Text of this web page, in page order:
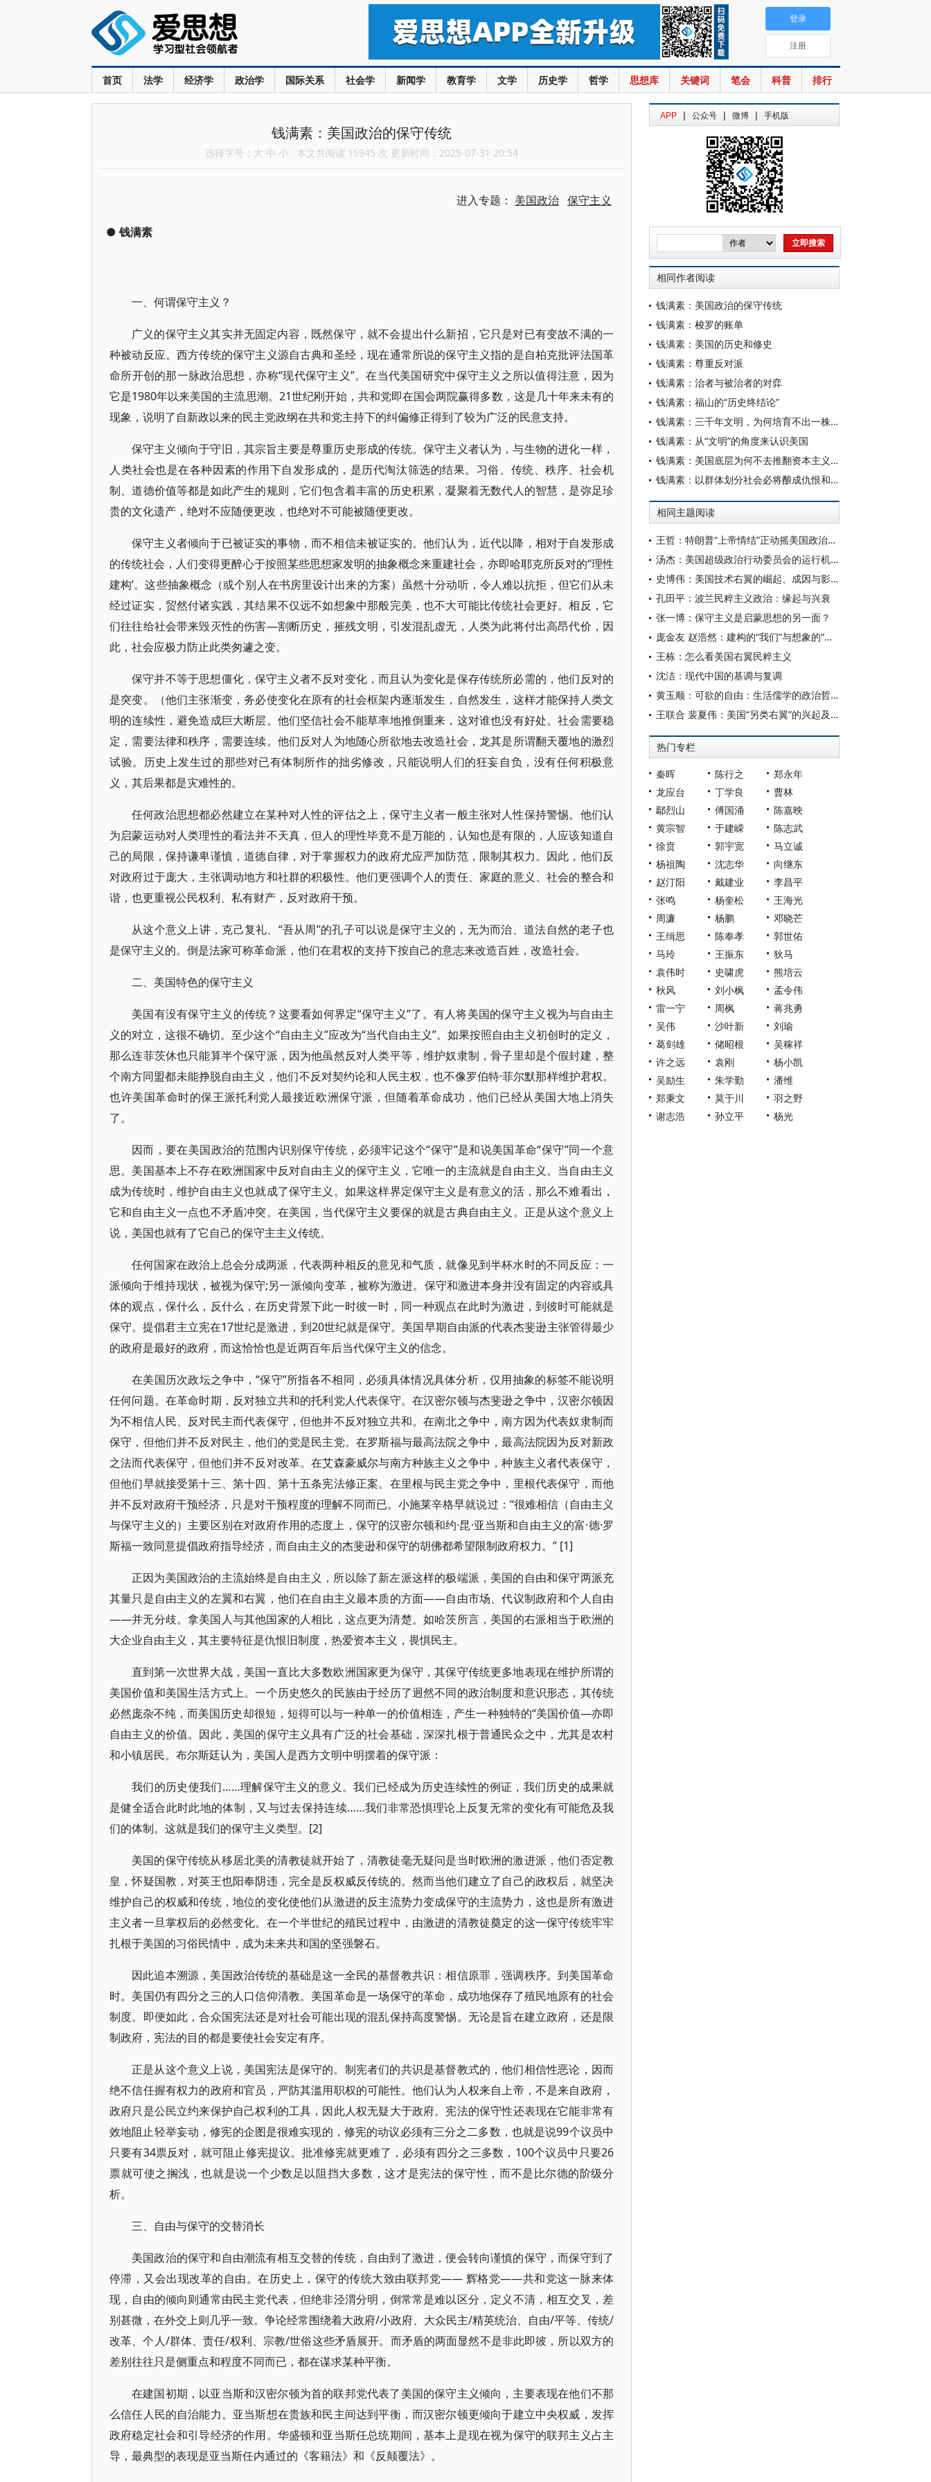
首页 法学 经济学 政治学 国际关系 社会学 新闻学 教育学 文学 历史学 哲学 思想库 关键词 笔会 科普 排行
登录
注册
钱满素：美国政治的保守传统
选择字号： 大 中 小 本文共阅读 15945 次 更新时间：2025-07-31 20:54
进入专题： 美国政治 保守主义
● 钱满素
一、何谓保守主义？
广义的保守主义其实并无固定内容，既然保守，就不会提出什么新招，它只是对已有变故不满的一
种被动反应。西方传统的保守主义源自古典和圣经，现在通常所说的保守主义指的是自柏克批评法国革
命所开创的那一脉政治思想，亦称“现代保守主义”。在当代美国研究中保守主义之所以值得注意，因为
它是1980年以来美国的主流思潮。21世纪刚开始，共和党即在国会两院赢得多数，这是几十年来未有的
现象，说明了自新政以来的民主党政纲在共和党主持下的纠偏修正得到了较为广泛的民意支持。
保守主义倾向于守旧，其宗旨主要是尊重历史形成的传统。保守主义者认为，与生物的进化一样，
人类社会也是在各种因素的作用下自发形成的，是历代淘汰筛选的结果。习俗、传统、秩序、社会机
制、道德价值等都是如此产生的规则，它们包含着丰富的历史积累，凝聚着无数代人的智慧，是弥足珍
贵的文化遗产，绝对不应随便更改，也绝对不可能被随便更改。
保守主义者倾向于已被证实的事物，而不相信未被证实的。他们认为，近代以降，相对于自发形成
的传统社会，人们变得更醉心于按照某些思想家发明的抽象概念来重建社会，亦即哈耶克所反对的“理性
建构’。这些抽象概念（或个别人在书房里设计出来的方案）虽然十分动听，令人难以抗拒，但它们从未
经过证实，贸然付诸实践，其结果不仅远不如想象中那般完美，也不大可能比传统社会更好。相反，它
们往往给社会带来毁灭性的伤害—割断历史，摧残文明，引发混乱虚无，人类为此将付出高昂代价，因
此，社会应极力防止此类匆遽之变。
保守并不等于思想僵化，保守主义者不反对变化，而且认为变化是保存传统所必需的，他们反对的
是突变。（他们主张渐变，务必使变化在原有的社会框架内逐渐发生，自然发生，这样才能保持人类文
明的连续性，避免造成巨大断层。他们坚信社会不能草率地推倒重来，这对谁也没有好处。社会需要稳
定，需要法律和秩序，需要连续。他们反对人为地随心所欲地去改造社会，龙其是所谓翻天覆地的激烈
试验。历史上发生过的那些对已有体制所作的拙劣修改，只能说明人们的狂妄自负，没有任何积极意
义，其后果都是灾难性的。
任何政治思想都必然建立在某种对人性的评估之上，保守主义者一般主张对人性保持警惕。他们认
为启蒙运动对人类理性的看法并不天真，但人的理性毕竟不是万能的，认知也是有限的，人应该知道自
己的局限，保持谦卑谨慎，道德自律，对于掌握权力的政府尤应严加防范，限制其权力。因此，他们反
对政府过于庞大，主张调动地方和社群的积极性。他们更强调个人的责任、家庭的意义、社会的整合和
谐，也更重视公民权利、私有财产，反对政府干预。
从这个意义上讲，克己复礼、“吾从周”的孔子可以说是保守主义的，无为而治、道法自然的老子也
是保守主义的。倒是法家可称革命派，他们在君权的支持下按自己的意志来改造百姓，改造社会。
二、美国特色的保守主义
美国有没有保守主义的传统？这要看如何界定“保守主义”了。有人将美国的保守主义视为与自由主
义的对立，这很不确切。至少这个“自由主义”应改为“当代自由主义”。如果按照自由主义初创时的定义，
那么连菲茨休也只能算半个保守派，因为他虽然反对人类平等，维护奴隶制，骨子里却是个假封建，整
个南方同盟都未能挣脱自由主义，他们不反对契约论和人民主权，也不像罗伯特·菲尔默那样维护君权。
也许美国革命时的保王派托利党人最接近欧洲保守派，但随着革命成功，他们已经从美国大地上消失
了。
因而，要在美国政治的范围内识别保守传统，必须牢记这个“保守”是和说美国革命“保守”同一个意
思。美国基本上不存在欧洲国家中反对自由主义的保守主义，它唯一的主流就是自由主义。当自由主义
成为传统时，维护自由主义也就成了保守主义。如果这样界定保守主义是有意义的活，那么不难看出，
它和自由主义一点也不矛盾冲突。在美国，当代保守主义要保的就是古典自由主义。正是从这个意义上
说，美国也就有了它自己的保守主主义传统。
任何国家在政治上总会分成两派，代表两种相反的意见和气质，就像见到半杯水时的不同反应：一
派倾向于维持现状，被视为保守;另一派倾向变革，被称为激进。保守和激进本身并没有固定的内容或具
体的观点，保什么，反什么，在历史背景下此一时彼一时，同一种观点在此时为激进，到彼时可能就是
保守。提倡君主立宪在17世纪是激进，到20世纪就是保守。美国早期自由派的代表杰斐逊主张管得最少
的政府是最好的政府，而这恰恰也是近两百年后当代保守主义的信念。
在美国历次政坛之争中，“保守”所指各不相同，必须具体情况具体分析，仅用抽象的标签不能说明
任何问题。在革命时期，反对独立共和的托利党人代表保守。在汉密尔顿与杰斐逊之争中，汉密尔顿因
为不相信人民、反对民主而代表保守，但他并不反对独立共和。在南北之争中，南方因为代表奴隶制而
保守，但他们并不反对民主，他们的党是民主党。在罗斯福与最高法院之争中，最高法院因为反对新政
之法而代表保守，但他们并不反对改革。在艾森豪威尔与南方种族主义之争中，种族主义者代表保守，
但他们早就接受第十三、第十四、第十五条宪法修正案。在里根与民主党之争中，里根代表保守，而他
并不反对政府干预经济，只是对干预程度的理解不同而已。小施莱辛格早就说过：“很难相信（自由主义
与保守主义的）主要区别在对政府作用的态度上，保守的汉密尔顿和约·昆·亚当斯和自由主义的富·德·罗
斯福一致同意提倡政府指导经济，而自由主义的杰斐逊和保守的胡佛都希望限制政府权力。” [1]
正因为美国政治的主流始终是自由主义，所以除了新左派这样的极端派，美国的自由和保守两派充
其量只是自由主义的左翼和右翼，他们在自由主义最本质的方面——自由市场、代议制政府和个人自由
——并无分歧。拿美国人与其他国家的人相比，这点更为清楚。如哈茨所言，美国的右派相当于欧洲的
大企业自由主义，其主要特征是仇恨旧制度，热爱资本主义，畏惧民主。
直到第一次世界大战，美国一直比大多数欧洲国家更为保守，其保守传统更多地表现在维护所谓的
美国价值和美国生活方式上。一个历史悠久的民族由于经历了迥然不同的政治制度和意识形态，其传统
必然庞杂不纯，而美国历史却很短，短得可以与一种单一的价值相连，产生一种独特的“美国价值—亦即
自由主义的价值。因此，美国的保守主义具有广泛的社会基础，深深扎根于普通民众之中，尤其是农村
和小镇居民。布尔斯廷认为，美国人是西方文明中明摆着的保守派：
我们的历史使我们……理解保守主义的意义。我们已经成为历史连续性的例证，我们历史的成果就
是健全适合此时此地的体制，又与过去保持连续……我们非常恐惧理论上反复无常的变化有可能危及我
们的体制。这就是我们的保守主义类型。[2]
美国的保守传统从移居北美的清教徒就开始了，清教徒毫无疑问是当时欧洲的激进派，他们否定教
皇，怀疑国教，对英王也阳奉阴违，完全是反权威反传统的。然而当他们建立了自己的政权后，就坚决
维护自己的权威和传统，地位的变化使他们从激进的反主流势力变成保守的主流势力，这也是所有激进
主义者一旦掌权后的必然变化。在一个半世纪的殖民过程中，由激进的清教徒奠定的这一保守传统牢牢
扎根于美国的习俗民情中，成为未来共和国的坚强磐石。
因此追本溯源，美国政治传统的基础是这一全民的基督教共识：相信原罪，强调秩序。到美国革命
时。美国仍有四分之三的人口信仰清教。美国革命是一场保守的革命，成功地保存了殖民地原有的社会
制度。即便如此，合众国宪法还是对社会可能出现的混乱保持高度警惕。无论是旨在建立政府，还是限
制政府，宪法的目的都是要使社会安定有序。
正是从这个意义上说，美国宪法是保守的。制宪者们的共识是基督教式的，他们相信性恶论，因而
绝不信任握有权力的政府和官员，严防其滥用职权的可能性。他们认为人权来自上帝，不是来自政府，
政府只是公民立约来保护自己权利的工具，因此人权无疑大于政府。宪法的保守性还表现在它能非常有
效地阻止轻举妄动，修宪的企图是很难实现的，修宪的动议必须有三分之二多数，也就是说99个议员中
只要有34票反对，就可阻止修宪提议。批准修宪就更难了，必须有四分之三多数，100个议员中只要26
票就可使之搁浅，也就是说一个少数足以阻挡大多数，这才是宪法的保守性，而不是比尔德的阶级分
析。
三、自由与保守的交替消长
美国政治的保守和自由潮流有相互交替的传统，自由到了激进，便会转向谨慎的保守，而保守到了
停滞，又会出现改革的自由。在历史上，保守的传统大致由联邦党—— 辉格党——共和党这一脉来体
现，自由的倾向则通常由民主党代表，但绝非泾渭分明，倒常常是难以区分，定义不清，相互交叉，差
别甚微，在外交上则几乎一致。争论经常围绕着大政府/小政府、大众民主/精英统治、自由/平等、传统/
改革、个人/群体、责任/权利、宗教/世俗这些矛盾展开。而矛盾的两面显然不是非此即彼，所以双方的
差别往往只是侧重点和程度不同而已，都在谋求某种平衡。
在建国初期，以亚当斯和汉密尔顿为首的联邦党代表了美国的保守主义倾向，主要表现在他们不那
么信任人民的自治能力。亚当斯想在贵族和民主间达到平衡，而汉密尔顿更倾向于建立中央权威，发挥
政府稳定社会和引导经济的作用。华盛顿和亚当斯任总统期间，基本上是现在视为保守的联邦主义占主
导，最典型的表现是亚当斯任内通过的《客籍法》和《反颠覆法》。
APP | 公众号 | 微博 | 手机版
相同作者阅读
钱满素：美国政治的保守传统
钱满素：梭罗的账单
钱满素：美国的历史和修史
钱满素：尊重反对派
钱满素：治者与被治者的对弈
钱满素：福山的“历史终结论”
钱满素：三千年文明，为何培育不出一株自由之花
钱满素：从“文明”的角度来认识美国
钱满素：美国底层为何不去推翻资本主义制度？
钱满素：以群体划分社会必将酿成仇恨和冲突
相同主题阅读
王哲：特朗普“上帝情结”正动摇美国政治与宗教秩序
汤杰：美国超级政治行动委员会的运行机制研究
史博伟：美国技术右翼的崛起、成因与影响
孔田平：波兰民粹主义政治：缘起与兴衰
张一博：保守主义是启蒙思想的另一面？
庞金友 赵浩然：建构的“我们”与想象的“敌人”：当代美国政治叙事中的阴谋论
王栋：怎么看美国右翼民粹主义
沈洁：现代中国的基调与复调
黄玉顺：可欲的自由：生活儒学的政治哲学要义
王联合 裴夏伟：美国“另类右翼”的兴起及其政治文化影响
热门专栏
秦晖 陈行之
郑永年
龙应台
丁学良
曹林
鄢烈山
傅国涌
陈嘉映
黄宗智
于建嵘
陈志武
徐贲
郭宇宽
马立诚
杨祖陶
沈志华
向继东
赵汀阳
戴建业
李昌平
张鸣
杨奎松
王海光
周濂
杨鹏
邓晓芒
王缉思
陈奉孝
郭世佑
马玲
王振东
狄马
袁伟时
史啸虎
熊培云
秋风
刘小枫
孟令伟
雷一宁
周枫
蒋兆勇
吴伟
沙叶新
刘瑜
葛剑雄
储昭根
吴稼祥
许之远
袁刚
杨小凯
吴励生
朱学勤
潘维
郑秉文
莫于川
羽之野
谢志浩
孙立平 杨光